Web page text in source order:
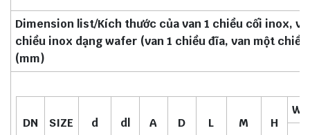
Dimension list/Kích thước của van 1 chiều cối inox,
chiều inox dạng wafer (van 1 chiều đĩa, van một
(mm)
DN SIZE d dl A D L M H